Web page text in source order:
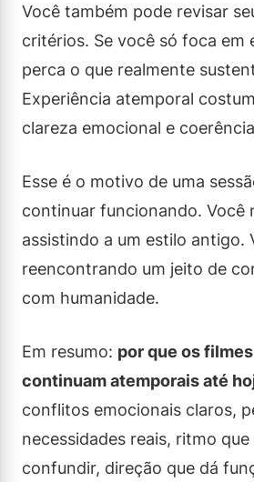
Você também pode revisar
critérios. Se você só foca em
perca o que realmente
Experiência atemporal
clareza emocional e
Esse é o motivo de uma
continuar funcionando. Você
assistindo a um estilo antigo.
reencontrando um jeito de
com humanidade.
Em resumo: por que os
continuam atemporais até
conflitos emocionais claros,
necessidades reais, ritmo que
confundir, direção que dá